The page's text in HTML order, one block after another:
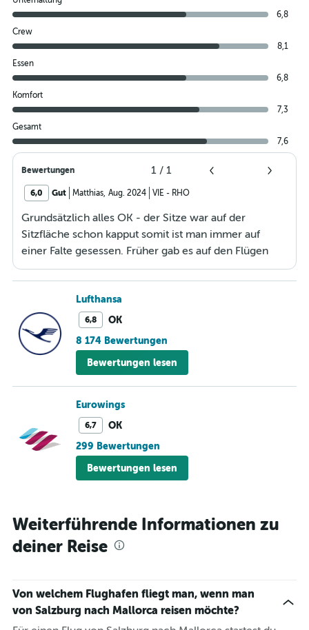
6,8
Crew
8,1
Essen
6,8
Komfort
7,3
Gesamt
7,6
Bewertungen 1 / 1
6,0 Gut Matthias, Aug. 2024 VIE - RHO
Grundsätzlich alles OK - der Sitze war auf der
Sitzfläche schon kapput somit ist man immer auf
einer Falte gesessen. Früher gab es auf den Flügen
immer eine gratis Speise und Getränke... Jetz muss
man für alles zahlen und das nicht mal wenig. Muss
ehrlich sagen, dass das ein Grund war, warum ich
gerne mit der Austrian Airlines geflogen bin, weil ich
mir über dieses Dinge keine Gedanken machen
musste - somit kann ich gleich mit jedem andren billig
Anbieter fliegen.
Lufthansa
6,8
OK
8 174 Bewertungen
Bewertungen lesen
Eurowings
6,7
OK
299 Bewertungen
Bewertungen lesen
Weiterführende Informationen zu
deiner Reise
Von welchem Flughafen fliegt man, wenn man
von Salzburg nach Mallorca reisen möchte?